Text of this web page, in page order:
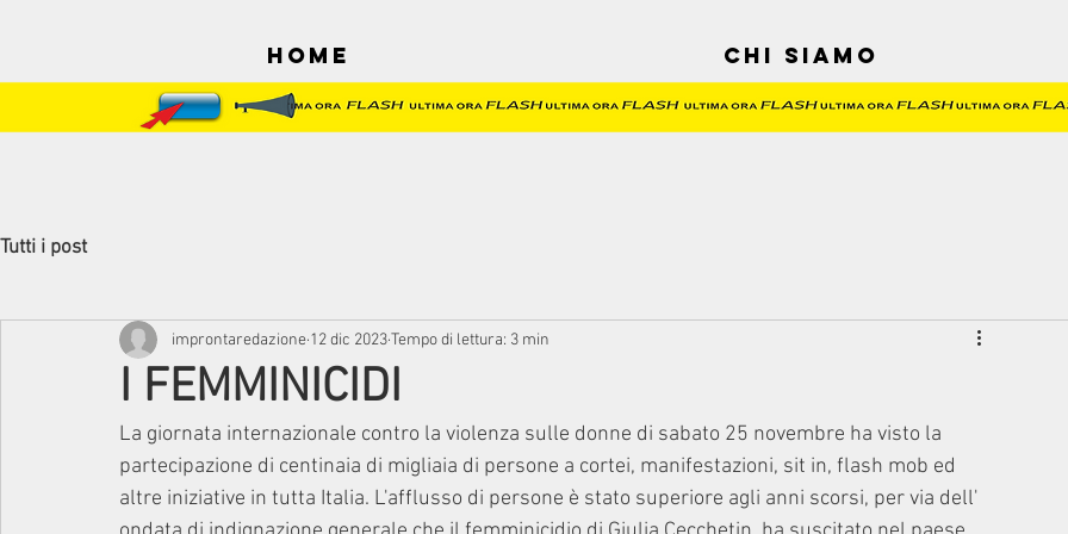
Home Chi siamo
Tutti i post
I FEMMINICIDI
improntaredazione 12 dic 2023Tempo di lettura: 3 min
La giornata internazionale contro la violenza sulle donne di sabato 25 novembre ha visto la
partecipazione di centinaia di migliaia di persone a cortei, manifestazioni, sit in, flash mob ed
altre iniziative in tutta Italia. L'afflusso di persone è stato superiore agli anni scorsi, per via dell'